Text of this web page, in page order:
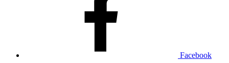
Facebook